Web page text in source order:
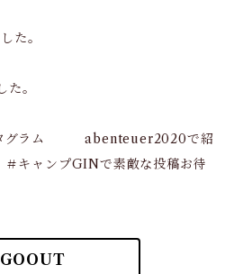
た。
。
タグラム abenteuer2020で紹
GINで素敵な投稿お待
GOOUT